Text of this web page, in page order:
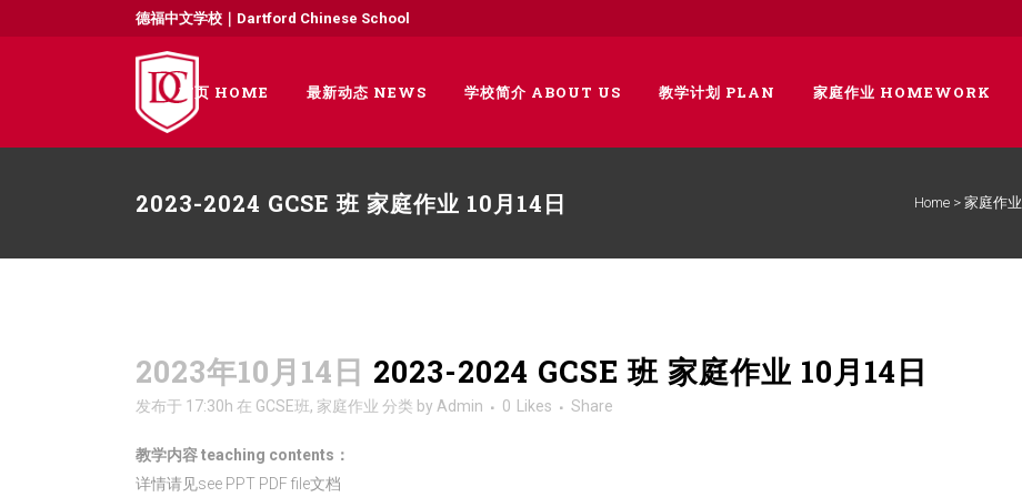
德福中文学校｜Dartford Chinese School
首页 HOME 最新动态 NEWS 学校简介 ABOUT US 教学计划 PLAN 家庭作业 HOMEWORK
2023-2024 GCSE 班 家庭作业 10月14日 Home > 家庭作业
2023年10月14日 2023-2024 GCSE 班 家庭作业 10月14日
发布于 17:30h 在 GCSE班, 家庭作业 分类 by Admin 0 Likes Share
教学内容 teaching contents：
详情请见see PPT PDF file文档